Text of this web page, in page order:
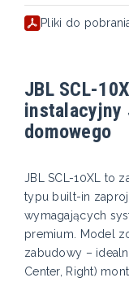
Pliki do
JBL SCL-
instalacyjny
domowego
JBL SCL-10XL to
typu built-in
wymagających
premium. Model
zabudowy –
Center, Right)